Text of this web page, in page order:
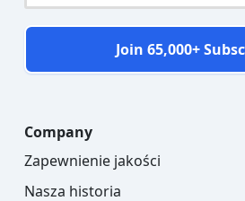
Join 65,000+
Company
Zapewnienie jakości
Nasza historia